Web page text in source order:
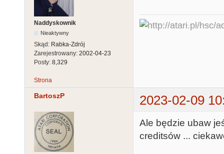
Naddyskownik
Nieaktywny
Skąd: Rabka-Zdrój
Zarejestrowany: 2002-04-23
Posty: 8,329
Strona
BartoszP 2023-02-09
Ale będzie ubaw
creditsów ...